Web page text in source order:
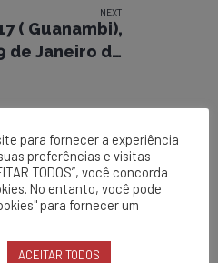
NEXT
( Guanambi),
de Janeiro de
para fornecer a experiência
preferências e visitas
TODOS”, você concorda
No entanto, você pode
para fornecer um
ACEITAR TODOS